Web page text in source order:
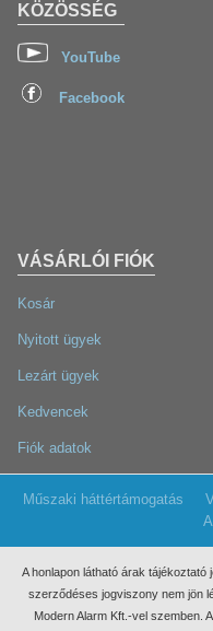
VÁSÁRLÓI FIÓK
Kosár
Nyitott ügyek
Lezárt ügyek
Kedvencek
Fiók adatok
KÖZÖSSÉG
YouTube
Facebook
Műszaki háttértámogatás
A honlapon látható árak tájékoztató
szerződéses jogviszony nem jön
Modern Alarm Kft.-vel szemben.